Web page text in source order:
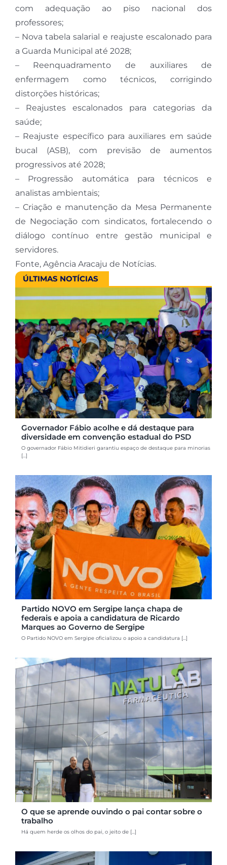
com adequação ao piso nacional dos
professores;
– Nova tabela salarial e reajuste escalonado para
a Guarda Municipal até 2028;
– Reenquadramento de auxiliares de
enfermagem como técnicos, corrigindo
distorções históricas;
– Reajustes escalonados para categorias da
saúde;
– Reajuste específico para auxiliares em saúde
bucal (ASB), com previsão de aumentos
progressivos até 2028;
– Progressão automática para técnicos e
analistas ambientais;
– Criação e manutenção da Mesa Permanente
de Negociação com sindicatos, fortalecendo o
diálogo contínuo entre gestão municipal e
servidores.
Fonte, Agência Aracaju de Notícias.
ÚLTIMAS NOTÍCIAS
Governador Fábio acolhe e dá destaque para
diversidade em convenção estadual do PSD
O governador Fábio Mitidieri garantiu espaço de destaque para minorias
[...]
Partido NOVO em Sergipe lança chapa de
federais e apoia a candidatura de Ricardo
Marques ao Governo de Sergipe
O Partido NOVO em Sergipe oficializou o apoio a candidatura [...]
O que se aprende ouvindo o pai contar sobre o
trabalho
Há quem herde os olhos do pai, o jeito de [...]